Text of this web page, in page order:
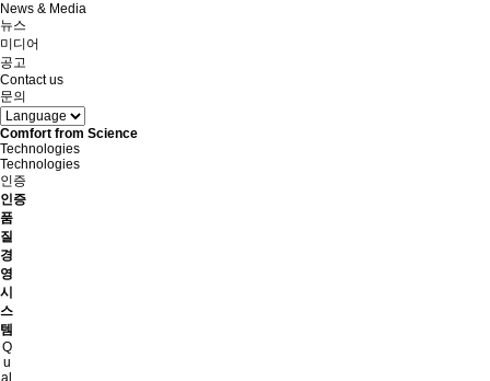
News & Media
뉴스
미디어
공고
Contact us
문의
Comfort from Science
Technologies
Technologies
인증
인증
품
질
경
영
시
스
템
Q
u
al